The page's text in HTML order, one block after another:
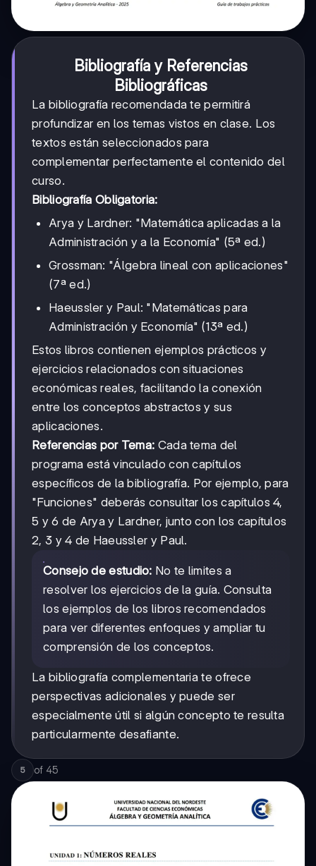
Bibliografía y Referencias
Bibliográficas
La bibliografía recomendada te permitirá
profundizar en los temas vistos en clase. Los
textos están seleccionados para
complementar perfectamente el contenido del
curso.
Bibliografía Obligatoria:
Arya y Lardner: "Matemática aplicadas a la
Administración y a la Economía" (5ª ed.)
Grossman: "Álgebra lineal con aplicaciones"
(7ª ed.)
Haeussler y Paul: "Matemáticas para
Administración y Economía" (13ª ed.)
Estos libros contienen ejemplos prácticos y
ejercicios relacionados con situaciones
económicas reales, facilitando la conexión
entre los conceptos abstractos y sus
aplicaciones.
Referencias por Tema: Cada tema del
programa está vinculado con capítulos
específicos de la bibliografía. Por ejemplo, para
"Funciones" deberás consultar los capítulos 4,
5 y 6 de Arya y Lardner, junto con los capítulos
2, 3 y 4 de Haeussler y Paul.
Consejo de estudio: No te limites a
resolver los ejercicios de la guía. Consulta
los ejemplos de los libros recomendados
para ver diferentes enfoques y ampliar tu
comprensión de los conceptos.
La bibliografía complementaria te ofrece
perspectivas adicionales y puede ser
especialmente útil si algún concepto te resulta
particularmente desafiante.
5 of 45